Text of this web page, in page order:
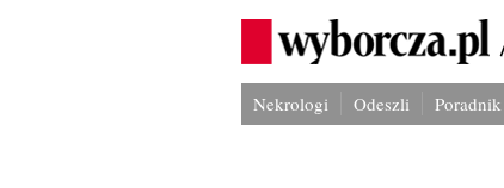
Nekrologi Odeszli